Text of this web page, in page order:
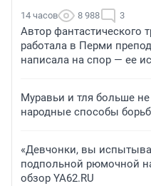
14 часов 8 988 3
Автор фантастического
работала в Перми
написала на спор — ее
Муравьи и тля больше
народные способы
«Девчонки, вы
подпольной рюмочной
обзор YA62.RU